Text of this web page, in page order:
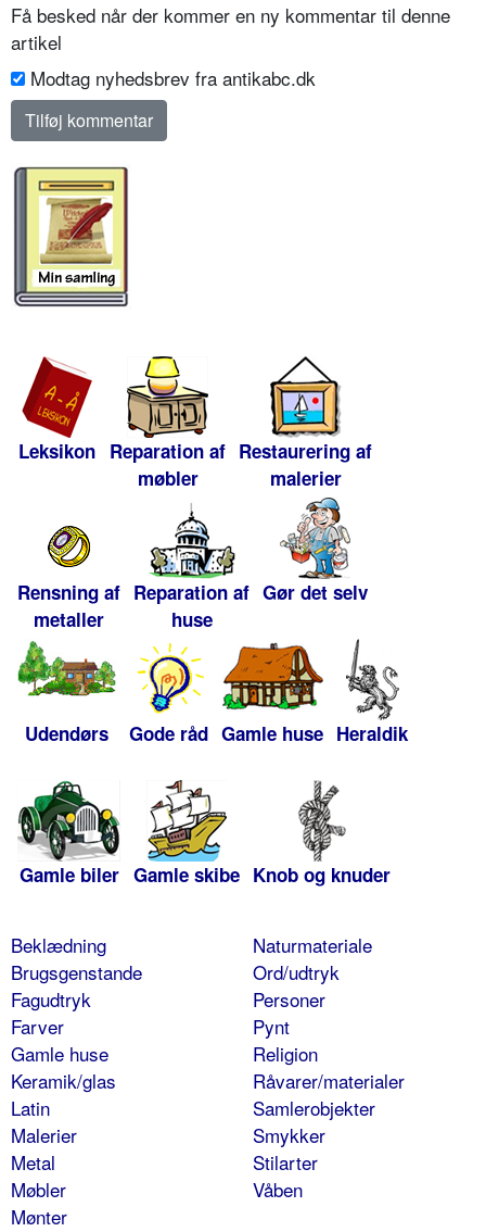
Få besked når der kommer en ny kommentar til denne
artikel
Modtag nyhedsbrev fra antikabc.dk
Leksikon Reparation af
møbler
Restaurering af
malerier
Rensning af
metaller
Reparation af
huse
Gør det selv
Udendørs Gode råd Gamle huse Heraldik
Gamle biler Gamle skibe Knob og knuder
Beklædning
Brugsgenstande
Fagudtryk
Farver
Gamle huse
Keramik/glas
Latin
Malerier
Metal
Møbler
Mønter
Naturmateriale
Ord/udtryk
Personer
Pynt
Religion
Råvarer/materialer
Samlerobjekter
Smykker
Stilarter
Våben